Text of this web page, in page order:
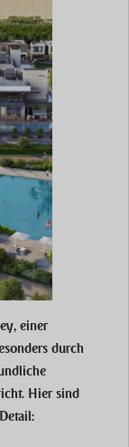
, einer
durch
Hier sind